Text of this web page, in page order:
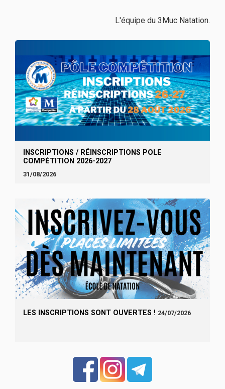
L'équipe du 3Muc Natation.
INSCRIPTIONS / RÉINSCRIPTIONS POLE
COMPÉTITION 2026-2027
31/08/2026
LES INSCRIPTIONS SONT OUVERTES ! 24/07/2026